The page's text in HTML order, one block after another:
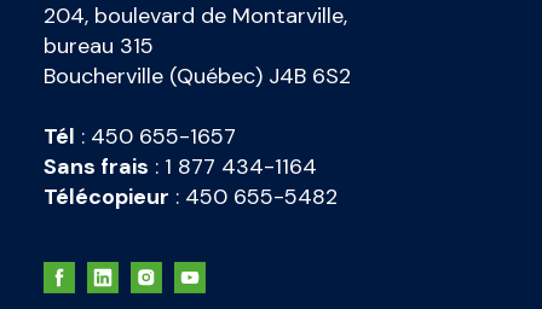
204, boulevard de Montarville,
bureau 315
Boucherville (Québec) J4B 6S2
Tél : 450 655-1657
Sans frais : 1 877 434-1164
Télécopieur : 450 655-5482